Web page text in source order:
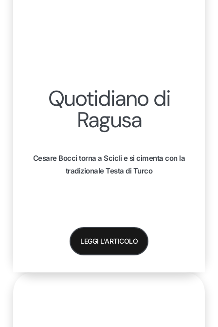
Quotidiano di
Ragusa
Cesare Bocci torna a Scicli e si cimenta con la
tradizionale Testa di Turco
LEGGI L'ARTICOLO